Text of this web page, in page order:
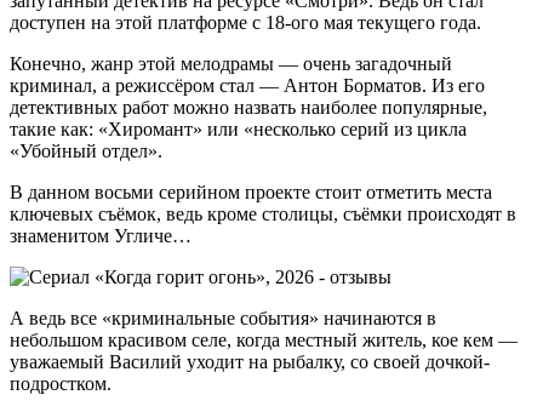
доступен на этой платформе с 18-ого мая текущего года.
Конечно, жанр этой мелодрамы — очень загадочный
криминал, а режиссёром стал — Антон Борматов. Из его
детективных работ можно назвать наиболее популярные,
такие как: «Хиромант» или «несколько серий из цикла
«Убойный отдел».
В данном восьми серийном проекте стоит отметить места
ключевых съёмок, ведь кроме столицы, съёмки происходят в
знаменитом Угличе…
А ведь все «криминальные события» начинаются в
небольшом красивом селе, когда местный житель, кое кем —
уважаемый Василий уходит на рыбалку, со своей дочкой-
подростком.